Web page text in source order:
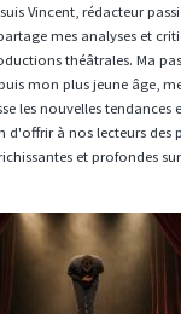
Vincent, rédacteur
mes analyses et
théâtrales. Ma
mon plus jeune âge,
les nouvelles tendances
d'offrir à nos lecteurs des
et profondes